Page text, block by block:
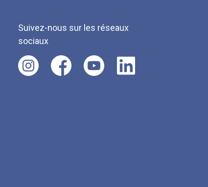
Suivez-nous sur les réseaux
sociaux